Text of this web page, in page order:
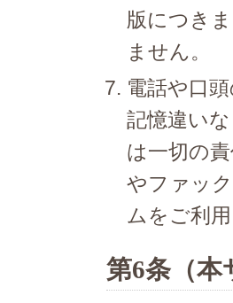
版につき
ません。
電話や口
記憶違い
は一切の
やファッ
ムをご利
第6条（本